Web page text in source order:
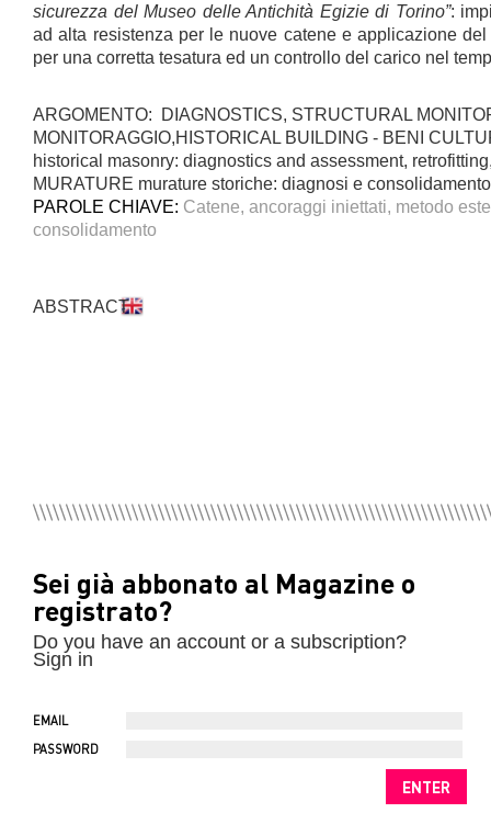
sicurezza del Museo delle Antichità Egizie di Torino”:
ad alta resistenza per le nuove catene e applicazione del
per una corretta tesatura ed un controllo del carico nel
ARGOMENTO: DIAGNOSTICS, STRUCTURAL
MONITORAGGIO,HISTORICAL BUILDING - BENI
historical masonry: diagnostics and assessment,
MURATURE murature storiche: diagnosi e
PAROLE CHIAVE: Catene, ancoraggi iniettati, metodo
consolidamento
ABSTRACT
Sei già abbonato al Magazine o
registrato?
Do you have an account or a subscription?
Sign in
EMAIL
PASSWORD